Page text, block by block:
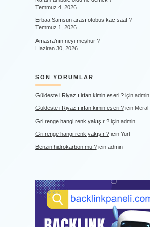
Temmuz 4, 2026
Erbaa Samsun arası otobüs kaç saat ?
Temmuz 1, 2026
Amasra’nın neyi meşhur ?
Haziran 30, 2026
SON YORUMLAR
Güldeste i Riyaz ı irfan kimin eseri ?için admin
Güldeste i Riyaz ı irfan kimin eseri ?için Meral
Gri renge hangi renk yakışır ?için admin
Gri renge hangi renk yakışır ?için Yurt
Benzin hidrokarbon mu ?için admin